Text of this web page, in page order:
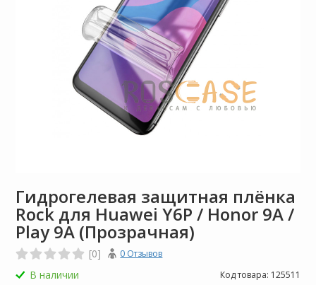
Гидрогелевая защитная плёнка
Rock для Huawei Y6P / Honor 9A /
Play 9A (Прозрачная)
[0] 0 Отзывов
В наличии Код товара: 125511